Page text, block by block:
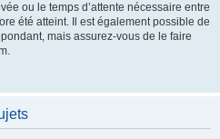
ou le temps d’attente nécessaire entre
été atteint. Il est également possible de
mais assurez-vous de le faire